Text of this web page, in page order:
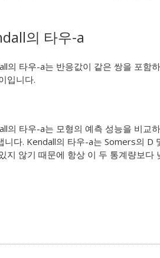
의 타우-a
의 타우-a는 반응값이 같은 쌍을 포함
입니다.
의 타우-a는 모형의 예측 성능을 비교
니다. Kendall의 타우-a는 Somers의
지 않기 때문에 항상 이 두 통계량보다